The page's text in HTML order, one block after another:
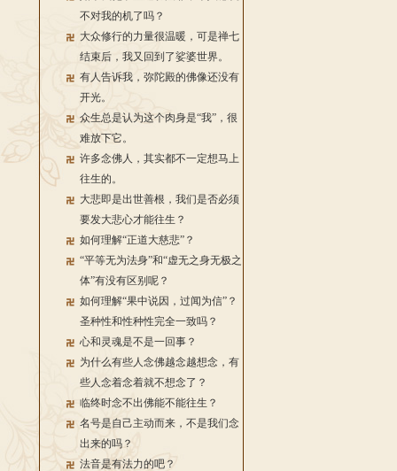
不对我的机了吗？
大众修行的力量很温暖，可是禅七
结束后，我又回到了娑婆世界。
有人告诉我，弥陀殿的佛像还没有
开光。
众生总是认为这个肉身是“我”，很
难放下它。
许多念佛人，其实都不一定想马上
往生的。
大悲即是出世善根，我们是否必须
要发大悲心才能往生？
如何理解“正道大慈悲”？
“平等无为法身”和“虚无之身无极之
体”有没有区别呢？
如何理解“果中说因，过闻为信”？
圣种性和性种性完全一致吗？
心和灵魂是不是一回事？
为什么有些人念佛越念越想念，有
些人念着念着就不想念了？
临终时念不出佛能不能往生？
名号是自己主动而来，不是我们念
出来的吗？
法音是有法力的吧？